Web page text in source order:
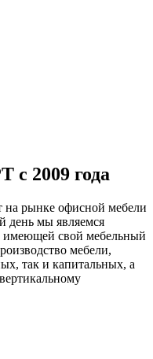
с 2009 года
рынке офисной мебели
день мы являемся
имеющей свой мебельный
мебели,
так и капитальных, а